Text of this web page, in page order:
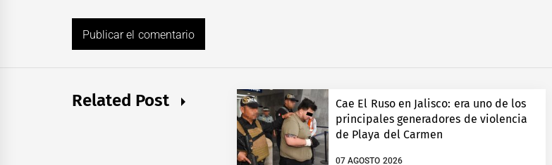
Related Post
Cae El Ruso en Jalisco: era uno de los
principales generadores de violencia
de Playa del Carmen
07 AGOSTO 2026